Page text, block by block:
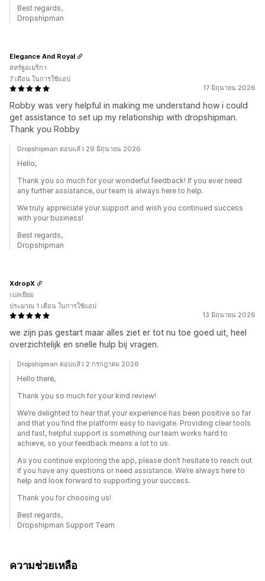
Best regards,
Dropshipman
17 มิถุนายน 2026
Robby was very helpful in making me understand how i could
get assistance to set up my relationship with dropshipman.
Thank you Robby
Elegance And Royal
สหรัฐอเมริกา
7 เดือน ในการใช้แอป
Dropshipman ตอบแล้ว 29 มิถุนายน 2026
Hello,
Thank you so much for your wonderful feedback! If you ever need
any further assistance, our team is always here to help.
We truly appreciate your support and wish you continued success
with your business!
Best regards,
Dropshipman
13 มิถุนายน 2026
we zijn pas gestart maar alles ziet er tot nu toe goed uit, heel
overzichtelijk en snelle hulp bij vragen.
XdropX
เบลเยียม
ประมาณ 1 เดือน ในการใช้แอป
Dropshipman ตอบแล้ว 2 กรกฎาคม 2026
Hello there,
Thank you so much for your kind review!
We’re delighted to hear that your experience has been positive so far
and that you find the platform easy to navigate. Providing clear tools
and fast, helpful support is something our team works hard to
achieve, so your feedback means a lot to us.
As you continue exploring the app, please don’t hesitate to reach out
if you have any questions or need assistance. We’re always here to
help and look forward to supporting your success.
Thank you for choosing us!
Best regards,
Dropshipman Support Team
ความช่วยเหลือ